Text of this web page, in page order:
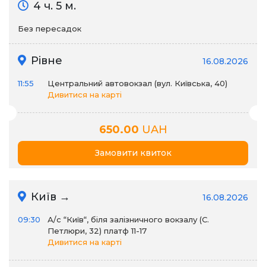
4 ч. 5 м.
Без пересадок
Рівне 16.08.2026
11:55
Центральний автовокзал (вул. Київська, 40)
Дивитися на карті
650.00 UAH
Замовити квиток
Київ → 16.08.2026
09:30
А/c “Київ“, біля залізничного вокзалу (С.
Петлюри, 32) платф 11-17
Дивитися на карті